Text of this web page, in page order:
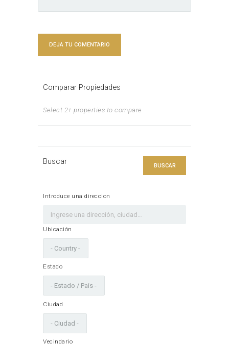
Comparar Propiedades
Select 2+ properties to compare
Buscar
Introduce una direccion
Ubicación
Estado
Ciudad
Vecindario
BUSCAR